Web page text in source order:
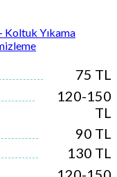
Koltuk Yıkama
75 TL
120-150
TL
90 TL
130 TL